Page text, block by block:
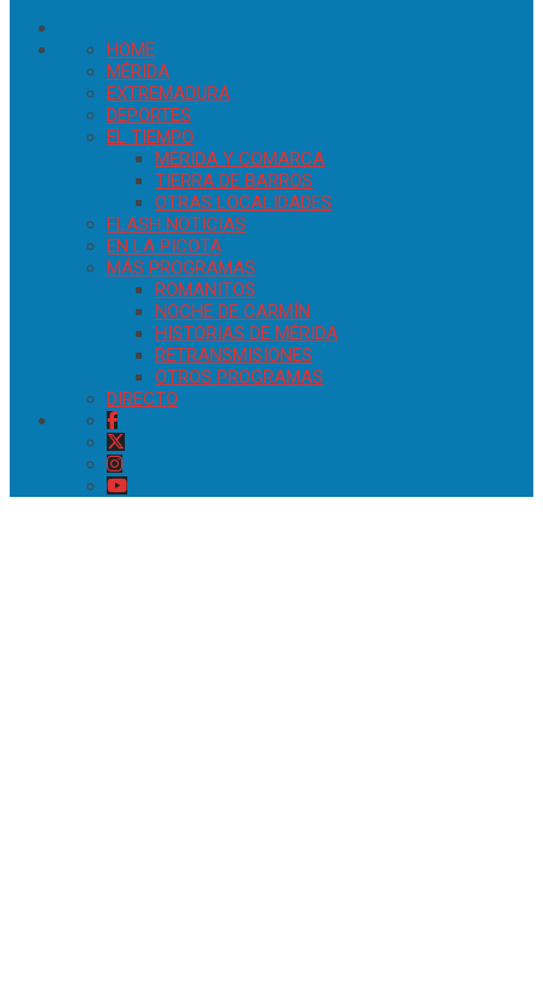
HOME
MÉRIDA
EXTREMADURA
DEPORTES
EL TIEMPO
MÉRIDA Y COMARCA
TIERRA DE BARROS
OTRAS LOCALIDADES
FLASH NOTICIAS
EN LA PICOTA
MÁS PROGRAMAS
ROMANITOS
NOCHE DE CARMÍN
HISTORIAS DE MÉRIDA
RETRANSMISIONES
OTROS PROGRAMAS
DIRECTO